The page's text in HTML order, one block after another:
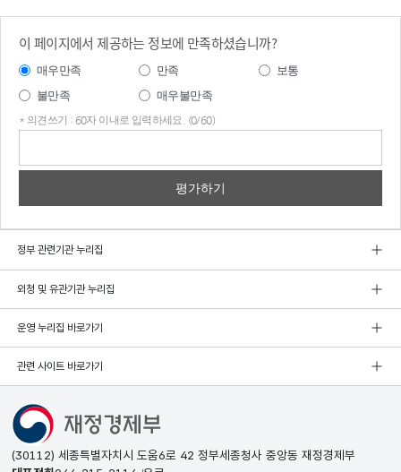
이 페이지에서 제공하는 정보에 만족하셨습니까?
매우만족 만족
보통
불만족
매우불만족
* 의견쓰기 : 60자 이내로 입력하세요. (0/60)
정부 관련기관 누리집
외청 및 유관기관 누리집
운영 누리집 바로가기
관련 사이트 바로가기
(30112) 세종특별자치시 도움6로 42 정부세종청사 중앙동 재정경제부